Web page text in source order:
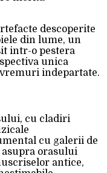
descoperite
din lume, un
intr-o pestera
unica
indepartate.
cu cladiri
cu galerii de
orasului
antice,